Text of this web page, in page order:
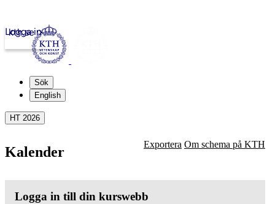
kth.se
Logga in
Sök
English
HT 2026
Kalender Exportera Om schema på KTH
Logga in till din kurswebb